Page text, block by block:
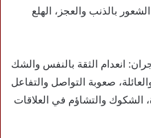
بالذنب والعجز، الهلع
انعدام الثقة بالنفس والشك
صعوبة التواصل والتفاعل
الشكوك والتشاؤم في العلاقات